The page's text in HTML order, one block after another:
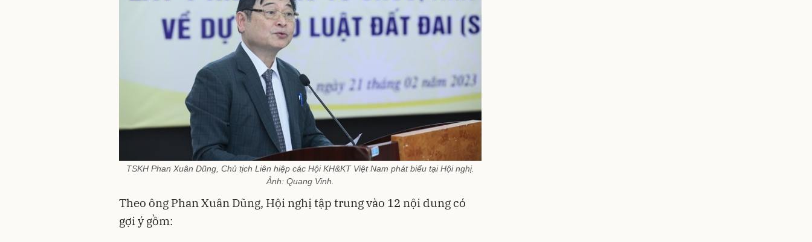
TSKH Phan Xuân Dũng, Chủ tịch Liên hiệp các Hội KH&KT Việt Nam phát biểu tại Hội nghị.
Ảnh: Quang Vinh.
Theo ông Phan Xuân Dũng, Hội nghị tập trung vào 12 nội dung có
gợi ý gồm: